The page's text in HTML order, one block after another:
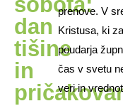
dan
tišine
in
prenove. V
Kristusa, ki
poudarja
čas v svetu
veri in